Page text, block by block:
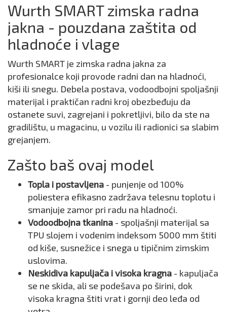
Wurth SMART zimska radna
jakna - pouzdana zaštita od
hladnoće i vlage
Wurth SMART je zimska radna jakna za
profesionalce koji provode radni dan na hladnoći,
kiši ili snegu. Debela postava, vodoodbojni spoljašnji
materijal i praktičan radni kroj obezbeđuju da
ostanete suvi, zagrejani i pokretljivi, bilo da ste na
gradilištu, u magacinu, u vozilu ili radionici sa slabim
grejanjem.
Zašto baš ovaj model
Topla i postavljena - punjenje od 100%
poliestera efikasno zadržava telesnu toplotu i
smanjuje zamor pri radu na hladnoći.
Vodoodbojna tkanina - spoljašnji materijal sa
TPU slojem i vodenim indeksom 5000 mm štiti
od kiše, susnežice i snega u tipičnim zimskim
uslovima.
Neskidiva kapuljača i visoka kragna - kapuljača
se ne skida, ali se podešava po širini, dok
visoka kragna štiti vrat i gornji deo leđa od